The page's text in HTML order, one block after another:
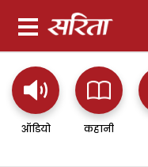
ऑडियो कहानी